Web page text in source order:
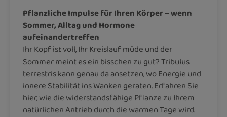
Pflanzliche Impulse für Ihren Körper – wenn
Sommer, Alltag und Hormone
aufeinandertreffen
Ihr Kopf ist voll, Ihr Kreislauf müde und der
Sommer meint es ein bisschen zu gut? Tribulus
terrestris kann genau da ansetzen, wo Energie und
innere Stabilität ins Wanken geraten. Erfahren Sie
hier, wie die widerstandsfähige Pflanze zu Ihrem
natürlichen Antrieb durch die warmen Tage wird.